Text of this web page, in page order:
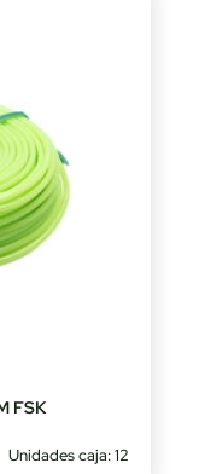
FSK
Unidades caja: 12